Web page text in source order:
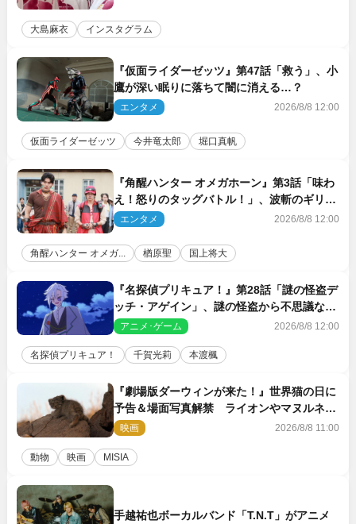
大島麻衣 インスタグラム
『仮面ライダーゼッツ』第47話「救う」、小
鷹が深い眠りに落ちて闇に消える…？
エンタメ 2026/8/8 12:00
仮面ライダーゼッツ 今井竜太郎 堀口真帆
『角醒ハンター オメガホーン』第3話「味わ
え！怒りのタッグバトル！」、波斬のギリコ
がハンターバトルを挑んできた！
エンタメ 2026/8/8 12:00
角醒ハンター オメガ... 楢原聖 国上将大
『名探偵プリキュア！』第28話「謎の怪盗デ
ッチ・アゲイン」、謎の怪盗から不思議な予
告状が届く
アニメ･ゲーム 2026/8/8 12:00
名探偵プリキュア！ 千賀光莉 本渡楓
『劇場版ダーウィンが来た！』世界猫の日に
予告＆場面写真解禁 ライオンやマヌルネコ
の赤ちゃんが大集合
映画 2026/8/8 11:00
動物 映画 MISIA
手越祐也ボーカルバンド「T.N.T」がアニメ